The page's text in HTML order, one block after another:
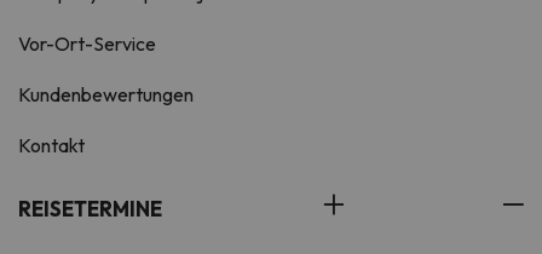
Vor-Ort-Service
Kundenbewertungen
Kontakt
REISETERMINE